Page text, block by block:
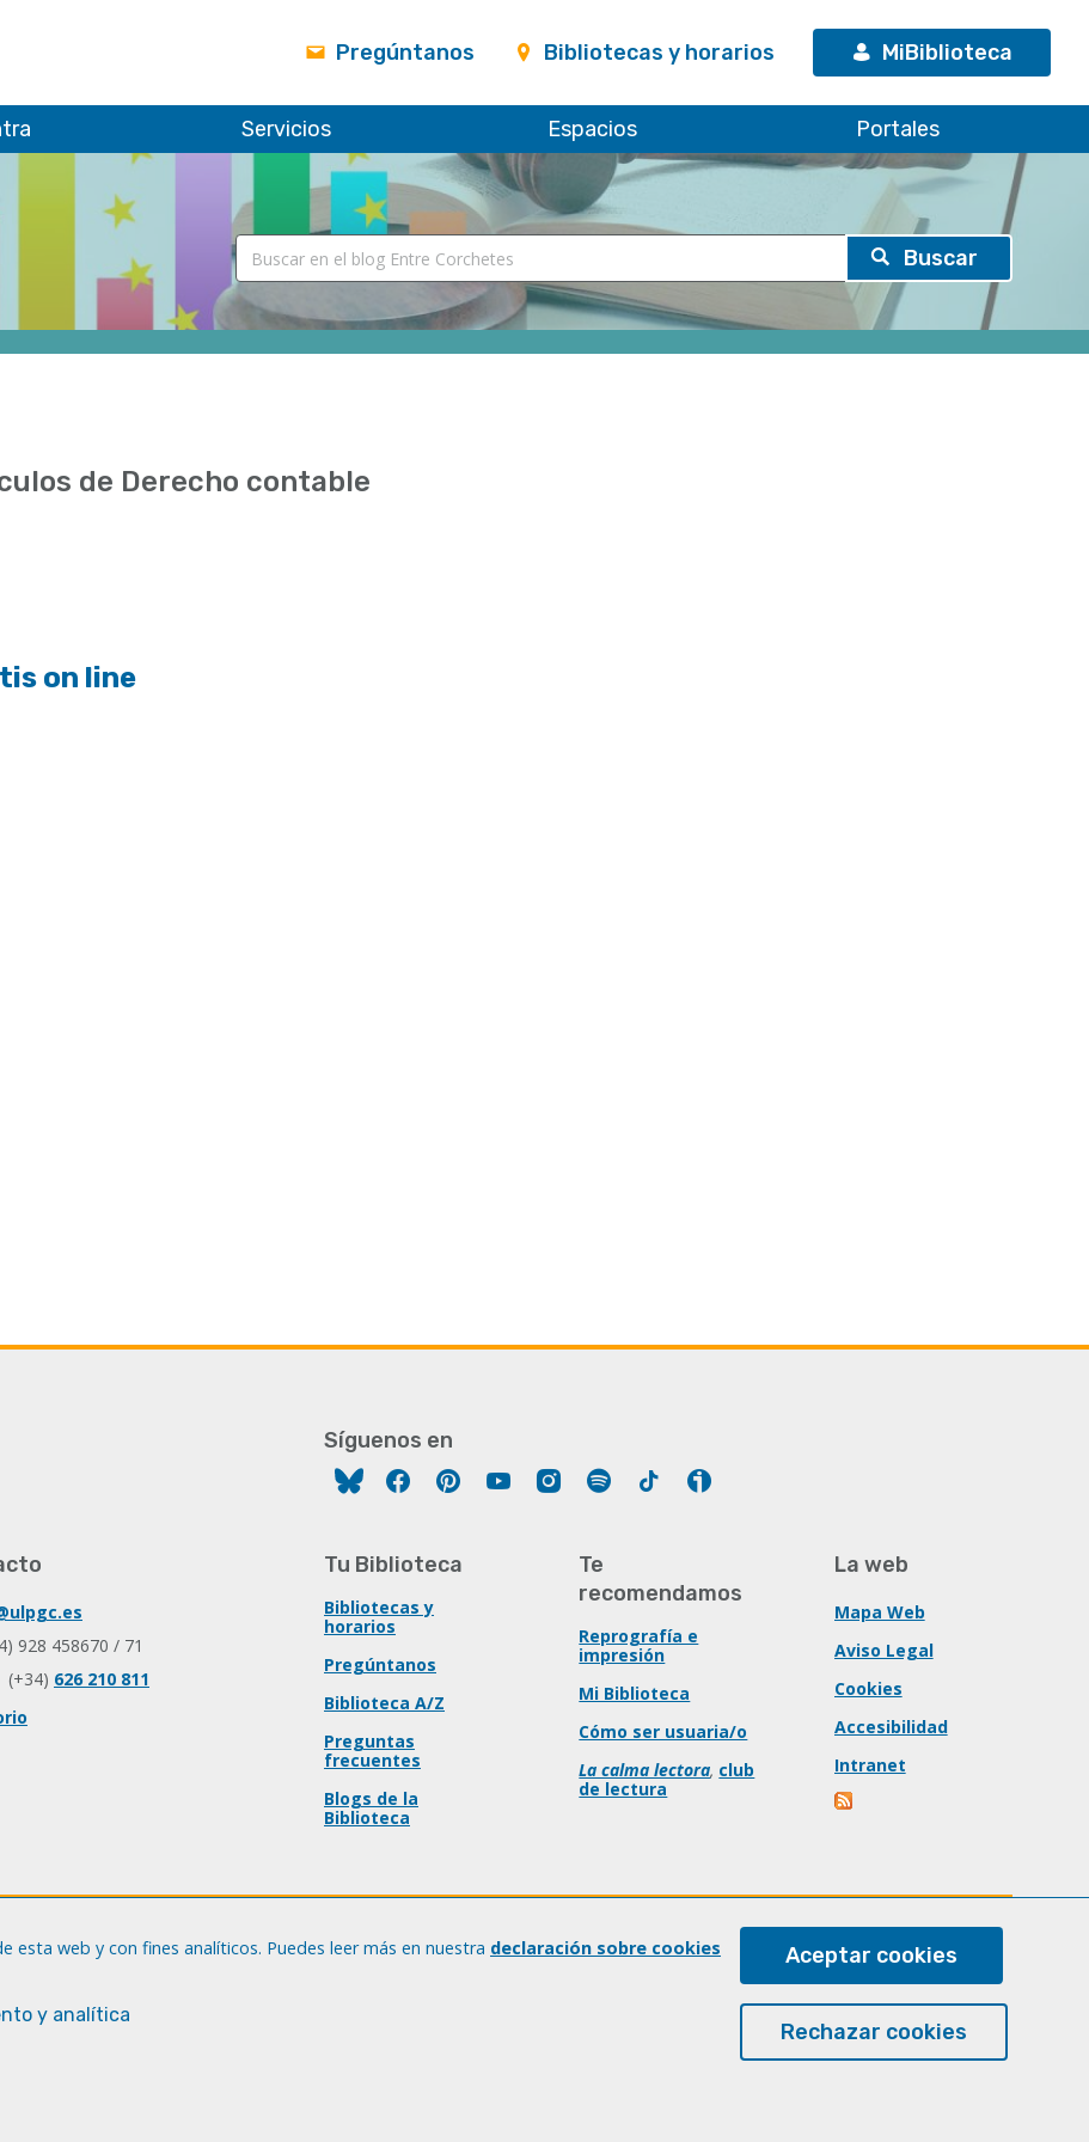
Pregúntanos Bibliotecas y horarios MiBiblioteca
Servicios Espacios Portales
de Derecho contable
on line
Síguenos en
FacebookPinterestYouTubeInstagram
Spotify Tiktok
928 458670 / 71
(+34) 626 210 811
Tu Biblioteca
Bibliotecas y
horarios
Pregúntanos
Biblioteca A/Z
Preguntas
frecuentes
Blogs de la
Biblioteca
Te
recomendamos
Reprografía e
impresión
Mi Biblioteca
Cómo ser usuaria/o
La calma lectora, club
de lectura
La web
Mapa Web
Aviso Legal
Cookies
Accesibilidad
Intranet
web y con fines analíticos. Puedes leer más en nuestra declaración sobre cookies
y analítica
Aceptar cookies
Rechazar cookies